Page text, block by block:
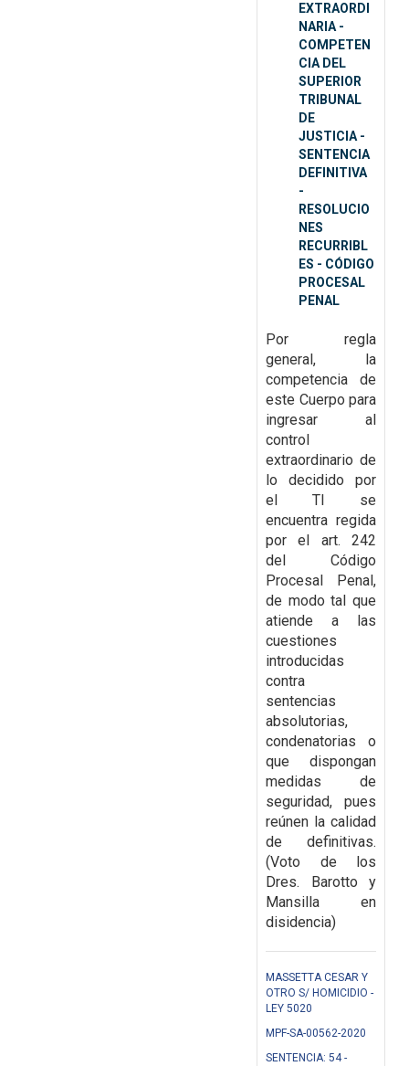
EXTRAORDI
NARIA -
COMPETEN
CIA DEL
SUPERIOR
TRIBUNAL
DE
JUSTICIA -
SENTENCIA
DEFINITIVA
-
RESOLUCIO
NES
RECURRIBL
ES - CÓDIGO
PROCESAL
PENAL
Por regla
general, la
competencia de
este Cuerpo para
ingresar al
control
extraordinario de
lo decidido por
el TI se
encuentra regida
por el art. 242
del Código
Procesal Penal,
de modo tal que
atiende a las
cuestiones
introducidas
contra
sentencias
absolutorias,
condenatorias o
que dispongan
medidas de
seguridad, pues
reúnen la calidad
de definitivas.
(Voto de los
Dres. Barotto y
Mansilla en
disidencia)
MASSETTA CESAR Y
OTRO S/ HOMICIDIO -
LEY 5020
MPF-SA-00562-2020
SENTENCIA: 54 -